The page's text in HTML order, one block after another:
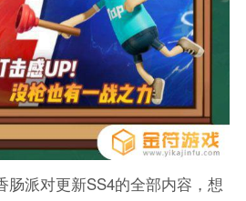
肠派对更新SS4的全部内容，想